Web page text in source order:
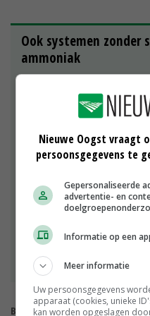
Ook systemen zonder
ammoniak
Heide zijn ook andere
mest niet werd
procent
ondiepe kelder kwam
kan gebruiken, is dit
voor een
standaard ondiep
cattlefloor van Nooyen
Bekijk meer over:
Nieuwe Oogst vraagt
persoonsgegevens te
Gepersonaliseerde
advertentie- en
Informatie op een
Meer informatie
Uw persoonsgegevens
apparaat (cookies, unieke
kan worden opgeslagen